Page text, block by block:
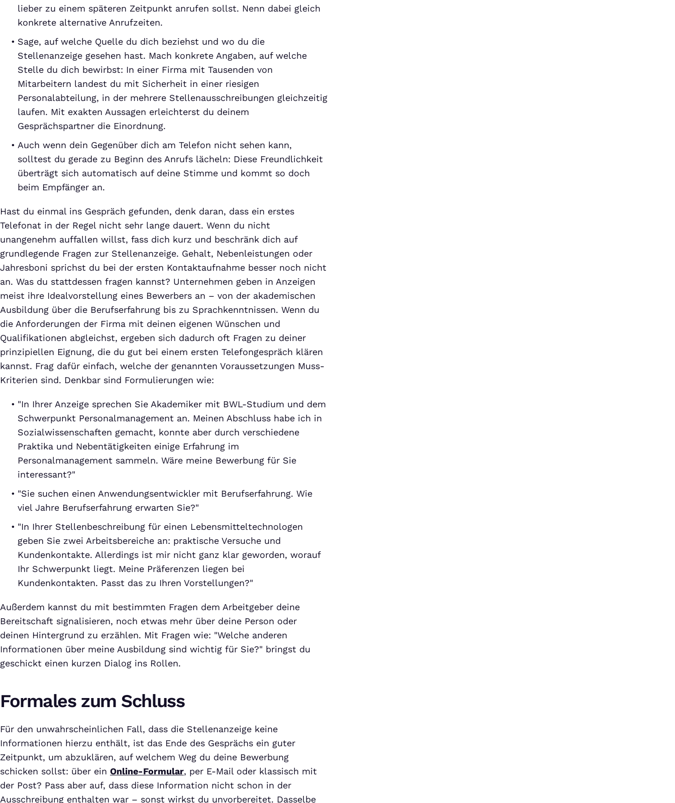
lieber zu einem späteren Zeitpunkt anrufen sollst. Nenn dabei gleich
konkrete alternative Anrufzeiten.
Sage, auf welche Quelle du dich beziehst und wo du die
Stellenanzeige gesehen hast. Mach konkrete Angaben, auf welche
Stelle du dich bewirbst: In einer Firma mit Tausenden von
Mitarbeitern landest du mit Sicherheit in einer riesigen
Personalabteilung, in der mehrere Stellenausschreibungen gleichzeitig
laufen. Mit exakten Aussagen erleichterst du deinem
Gesprächspartner die Einordnung.
Auch wenn dein Gegenüber dich am Telefon nicht sehen kann,
solltest du gerade zu Beginn des Anrufs lächeln: Diese Freundlichkeit
überträgt sich automatisch auf deine Stimme und kommt so doch
beim Empfänger an.
Hast du einmal ins Gespräch gefunden, denk daran, dass ein erstes
Telefonat in der Regel nicht sehr lange dauert. Wenn du nicht
unangenehm auffallen willst, fass dich kurz und beschränk dich auf
grundlegende Fragen zur Stellenanzeige. Gehalt, Nebenleistungen oder
Jahresboni sprichst du bei der ersten Kontaktaufnahme besser noch nicht
an. Was du stattdessen fragen kannst? Unternehmen geben in Anzeigen
meist ihre Idealvorstellung eines Bewerbers an – von der akademischen
Ausbildung über die Berufserfahrung bis zu Sprachkenntnissen. Wenn du
die Anforderungen der Firma mit deinen eigenen Wünschen und
Qualifikationen abgleichst, ergeben sich dadurch oft Fragen zu deiner
prinzipiellen Eignung, die du gut bei einem ersten Telefongespräch klären
kannst. Frag dafür einfach, welche der genannten Voraussetzungen Muss-
Kriterien sind. Denkbar sind Formulierungen wie:
"In Ihrer Anzeige sprechen Sie Akademiker mit BWL-Studium und dem
Schwerpunkt Personalmanagement an. Meinen Abschluss habe ich in
Sozialwissenschaften gemacht, konnte aber durch verschiedene
Praktika und Nebentätigkeiten einige Erfahrung im
Personalmanagement sammeln. Wäre meine Bewerbung für Sie
interessant?"
"Sie suchen einen Anwendungsentwickler mit Berufserfahrung. Wie
viel Jahre Berufserfahrung erwarten Sie?"
"In Ihrer Stellenbeschreibung für einen Lebensmitteltechnologen
geben Sie zwei Arbeitsbereiche an: praktische Versuche und
Kundenkontakte. Allerdings ist mir nicht ganz klar geworden, worauf
Ihr Schwerpunkt liegt. Meine Präferenzen liegen bei
Kundenkontakten. Passt das zu Ihren Vorstellungen?"
Außerdem kannst du mit bestimmten Fragen dem Arbeitgeber deine
Bereitschaft signalisieren, noch etwas mehr über deine Person oder
deinen Hintergrund zu erzählen. Mit Fragen wie: "Welche anderen
Informationen über meine Ausbildung sind wichtig für Sie?" bringst du
geschickt einen kurzen Dialog ins Rollen.
Formales zum Schluss
Für den unwahrscheinlichen Fall, dass die Stellenanzeige keine
Informationen hierzu enthält, ist das Ende des Gesprächs ein guter
Zeitpunkt, um abzuklären, auf welchem Weg du deine Bewerbung
schicken sollst: über ein Online-Formular, per E-Mail oder klassisch mit
der Post? Pass aber auf, dass diese Information nicht schon in der
Ausschreibung enthalten war – sonst wirkst du unvorbereitet. Dasselbe